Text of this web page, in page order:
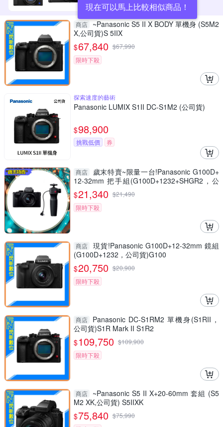
現在可以馬上比較相似商品！
商店
~Panasonic S5 II X BODY 單機身 (S5M2
X,公司貨)S 5IIX
$67,840 $67,990
限時下殺
探索速度的藝術
Panasonic LUMIX S1II DC-S1M2 (公司貨)
$98,900
挑戰低價 券
商店
歲末特賣~限量一台!Panasonic G100D+
12-32mm 把手組(G100D+1232+SHGR2，公
司貨)
$21,340 $21,490
限時下殺
商店
現貨!Panasonic G100D+12-32mm 鏡組
(G100D+1232，公司貨)G100
$20,750 $20,900
限時下殺
商店
Panasonic DC-S1RM2 單機身(S1RII，
公司貨)S1R Mark II S1R2
$109,750 $109,900
限時下殺
商店
~Panasonic S5 II X+20-60mm 套組 (S5
M2 XK,公司貨) S5IIXK
$75,840 $75,990